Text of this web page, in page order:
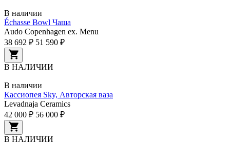
В наличии
Échasse Bowl Чаша
Audo Copenhagen ex. Menu
38 692 ₽ 51 590 ₽
В НАЛИЧИИ
В наличии
Кассиопея Sky, Авторская ваза
Levadnaja Ceramics
42 000 ₽ 56 000 ₽
В НАЛИЧИИ